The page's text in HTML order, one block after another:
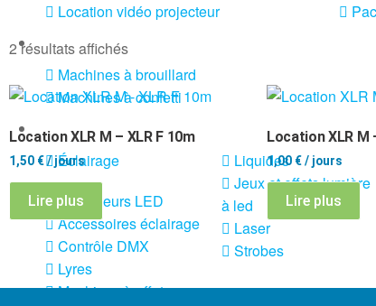
Location vidéo projecteur
LOCATION MACHINE À EFFETS
Machines à brouillard
Machines à confetti
VENTE SONO ET ÉCLAIRAGE
Éclairage
Projecteurs LED
Accessoires éclairage
Contrôle DMX
Lyres
Machines à effets
Liquides
Jeux et effets lumière
à led
Laser
Strobes
2 résultats affichés
Location XLR M – XLR F 10m
1,50 €/ jours
Lire plus
Location XLR M
1,00 €/ jours
Lire plus